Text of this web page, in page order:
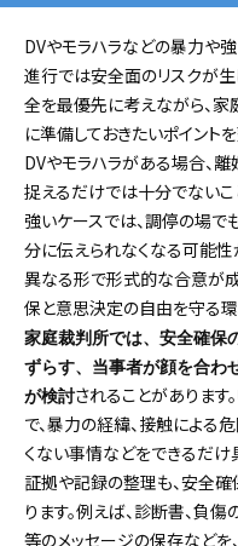
DVやモラハラなどの暴力や
進行では安全面のリスクが生
全を最優先に考えながら、
に準備しておきたいポイント
DVやモラハラがある場合、
捉えるだけでは十分でない
強いケースでは、調停の場で
分に伝えられなくなる可能性
異なる形で形式的な合意が
保と意思決定の自由を守る環
家庭裁判所では、安全確保
ずらす、当事者が顔を合わ
が検討されることがありま
で、暴力の経緯、接触による
くない事情などをできるだけ
証拠や記録の整理も、安全
ります。例えば、診断書、負
等のメッセージの保存などを